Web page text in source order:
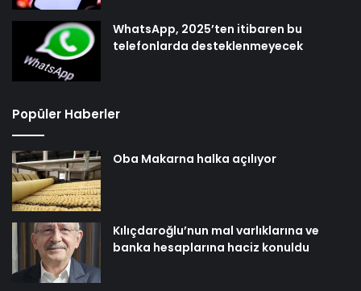
WhatsApp, 2025’ten itibaren bu
telefonlarda desteklenmeyecek
Popüler Haberler
Oba Makarna halka açılıyor
Kılıçdaroğlu’nun mal varlıklarına ve
banka hesaplarına haciz konuldu